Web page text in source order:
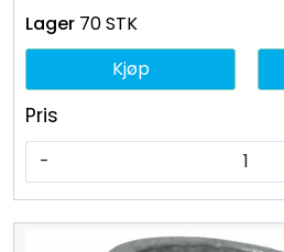
70 STK
Pris
-
Kjøp